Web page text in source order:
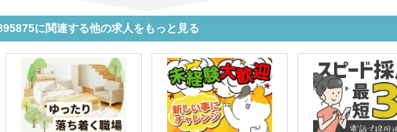
に関連する他の求人をもっと見る